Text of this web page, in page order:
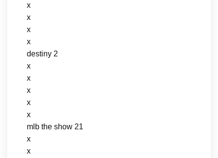
x
x
x
x
destiny 2
x
x
x
x
x
mlb the show 21
x
x